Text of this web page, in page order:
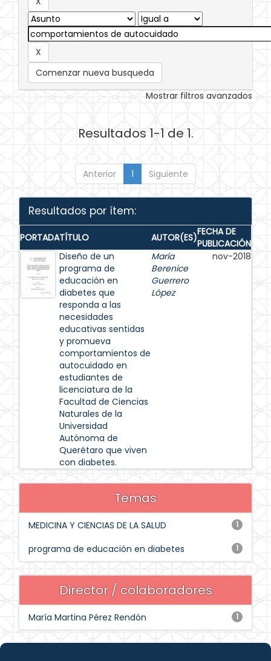
Comenzar nueva busqueda
Mostrar filtros avanzados
Resultados 1-1 de 1.
Anterior 1 Siguiente
Resultados por ítem:
PORTADATÍTULO AUTOR(ES)FECHA DE
PUBLICACIÓN
Diseño de un
programa de
educación en
diabetes que
responda a las
necesidades
educativas sentidas
y promueva
comportamientos de
autocuidado en
estudiantes de
licenciatura de la
Facultad de Ciencias
Naturales de la
Universidad
Autónoma de
Querétaro que viven
con diabetes.
María
Berenice
Guerrero
López
nov-2018
Temas
1
MEDICINA Y CIENCIAS DE LA SALUD
1
programa de educación en diabetes
Director / colaboradores
1
María Martina Pérez Rendón